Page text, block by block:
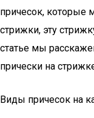
причесок, которые
стрижки, эту
статье мы
прически на
Виды причесок на